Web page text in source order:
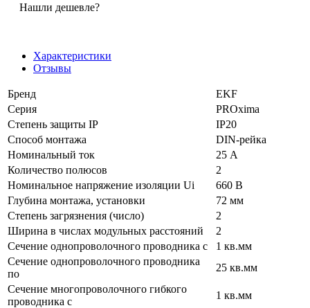
Нашли дешевле?
Характеристики
Отзывы
Бренд
EKF
Серия
PROxima
Степень защиты IP
IP20
Способ монтажа
DIN-рейка
Номинальный ток
25 А
Количество полюсов
2
Номинальное напряжение изоляции Ui
660 В
Глубина монтажа, установки
72 мм
Степень загрязнения (число)
2
Ширина в числах модульных расстояний
2
Сечение однопроволочного проводника с
1 кв.мм
Сечение однопроволочного проводника
по
25 кв.мм
Сечение многопроволочного гибкого
проводника с
1 кв.мм